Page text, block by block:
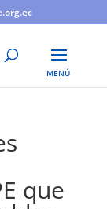
que